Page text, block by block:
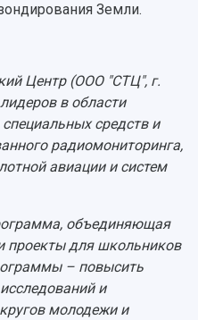
Земли.
Центр (ООО "СТЦ", г.
в области
средств и
радиомониторинга,
авиации и систем
объединяющая
проекты для школьников
– повысить
и
молодежи и